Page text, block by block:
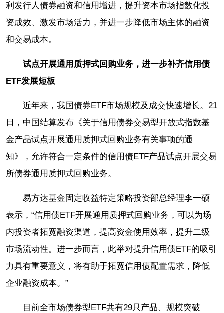
利发行人债券融资和信用增进，提升资本市场指数化投
资成效、激发市场活力，并进一步降低市场主体的融资
和交易成本。
试点开展通用质押式回购业务，进一步补齐信用债
ETF发展短板
近年来，我国债券ETF市场规模及成交快速增长。21
日，中国结算发布《关于信用债券交易型开放式指数基
金产品试点开展通用质押式回购业务有关事项的通
知》，允许符合一定条件的信用债ETF产品试点开展交易
所债券通用质押式回购业务。
易方达基金固定收益特定策略投资部总经理李一硕
表示，“信用债ETF开展通用质押式回购业务，可以为场
内投资者拓宽融资渠道，提高资金使用效率，提升二级
市场流动性。进一步而言，此举对提升信用债ETF的吸引
力具有重要意义，将有助于拓宽信用债配置需求，降低
企业融资成本。”
目前全市场债券型ETF共有29只产品、规模突破